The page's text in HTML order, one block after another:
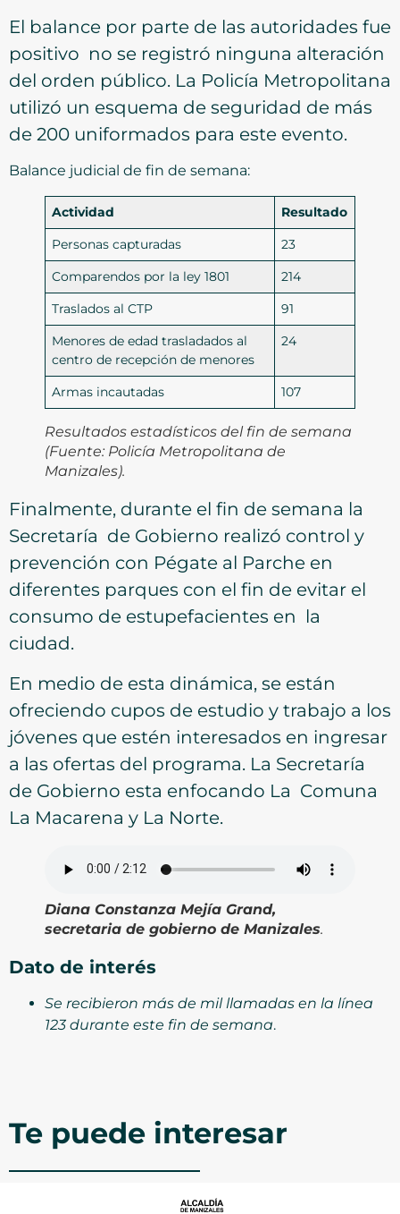
El balance por parte de las autoridades fue
positivo no se registró ninguna alteración
del orden público. La Policía Metropolitana
utilizó un esquema de seguridad de más
de 200 uniformados para este evento.
Balance judicial de fin de semana:
Actividad
Resultado
Personas capturadas
23
Comparendos por la ley 1801
214
Traslados al CTP
91
Menores de edad trasladados al
centro de recepción de menores
24
Armas incautadas 107
Resultados estadísticos del fin de semana
(Fuente: Policía Metropolitana de
Manizales).
Finalmente, durante el fin de semana la
Secretaría de Gobierno realizó control y
prevención con Pégate al Parche en
diferentes parques con el fin de evitar el
consumo de estupefacientes en la
ciudad.
En medio de esta dinámica, se están
ofreciendo cupos de estudio y trabajo a los
jóvenes que estén interesados en ingresar
a las ofertas del programa. La Secretaría
de Gobierno esta enfocando La Comuna
La Macarena y La Norte.
Diana Constanza Mejía Grand,
secretaria de gobierno de Manizales.
Dato de interés
Se recibieron más de mil llamadas en la línea
123 durante este fin de semana.
Te puede interesar